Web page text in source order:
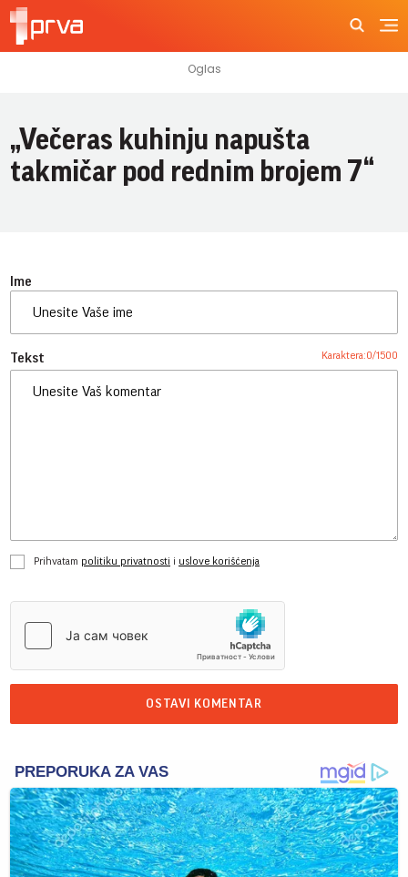
„Večeras kuhinju napušta
takmičar pod rednim brojem 7“
Ime
Tekst Karaktera:0/1500
Prihvatam politiku privatnosti i uslove korišćenja
OSTAVI KOMENTAR